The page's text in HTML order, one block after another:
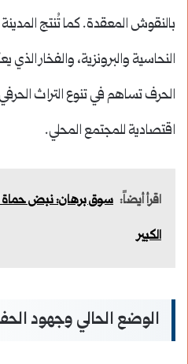
بالنقوش المعقدة. كما تُنتج المدينة
النحاسية والبرونزية، والفخار
الحرف تساهم في تنوع التراث
اقتصادية للمجتمع المحلي.
اقرأ أيضاً: سوق برهان: نبض حماة
الكبير
الوضع الحالي وجهود